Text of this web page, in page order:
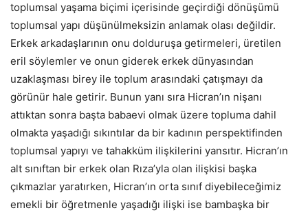
toplumsal yaşama biçimi içerisinde geçirdiği dönüşümü
toplumsal yapı düşünülmeksizin anlamak olası değildir.
Erkek arkadaşlarının onu dolduruşa getirmeleri, üretilen
eril söylemler ve onun giderek erkek dünyasından
uzaklaşması birey ile toplum arasındaki çatışmayı da
görünür hale getirir. Bunun yanı sıra Hicran’ın nişanı
attıktan sonra başta babaevi olmak üzere topluma dahil
olmakta yaşadığı sıkıntılar da bir kadının perspektifinden
toplumsal yapıyı ve tahakküm ilişkilerini yansıtır. Hicran’ın
alt sınıftan bir erkek olan Rıza’yla olan ilişkisi başka
çıkmazlar yaratırken, Hicran’ın orta sınıf diyebileceğimiz
emekli bir öğretmenle yaşadığı ilişki ise bambaşka bir